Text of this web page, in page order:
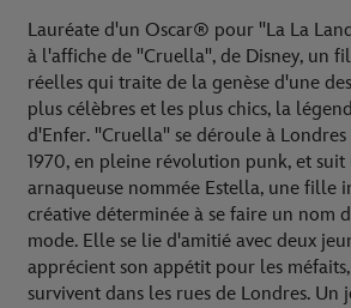
Lauréate d'un Oscar® pour "La La
à l'affiche de "Cruella", de Disney, un
réelles qui traite de la genèse d'une
plus célèbres et les plus chics, la
d'Enfer. "Cruella" se déroule à Londres
1970, en pleine révolution punk, et suit
arnaqueuse nommée Estella, une fille
créative déterminée à se faire un nom
mode. Elle se lie d'amitié avec deux
apprécient son appétit pour les
survivent dans les rues de Londres. Un